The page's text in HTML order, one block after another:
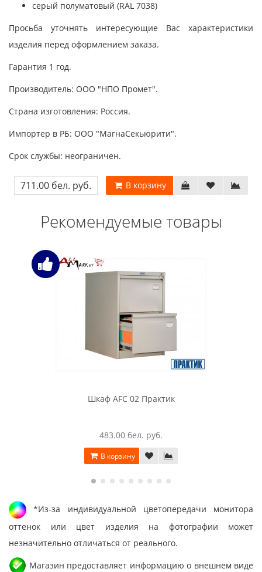
серый полуматовый (RAL 7038)
Просьба уточнять интересующие Вас характеристики
изделия перед оформлением заказа.
Гарантия 1 год.
Производитель: ООО "НПО Промет".
Страна изготовления: Россия.
Импортер в РБ: ООО "МагнаСекьюрити".
Срок службы: неограничен.
711.00 бел. руб. В корзину
Рекомендуемые товары
Шкаф AFC 02 Практик
483.00 бел. руб.
В корзину
*Из-за индивидуальной цветопередачи монитора
оттенок или цвет изделия на фотографии может
незначительно отличаться от реального.
Магазин предоставляет информацию о внешнем виде